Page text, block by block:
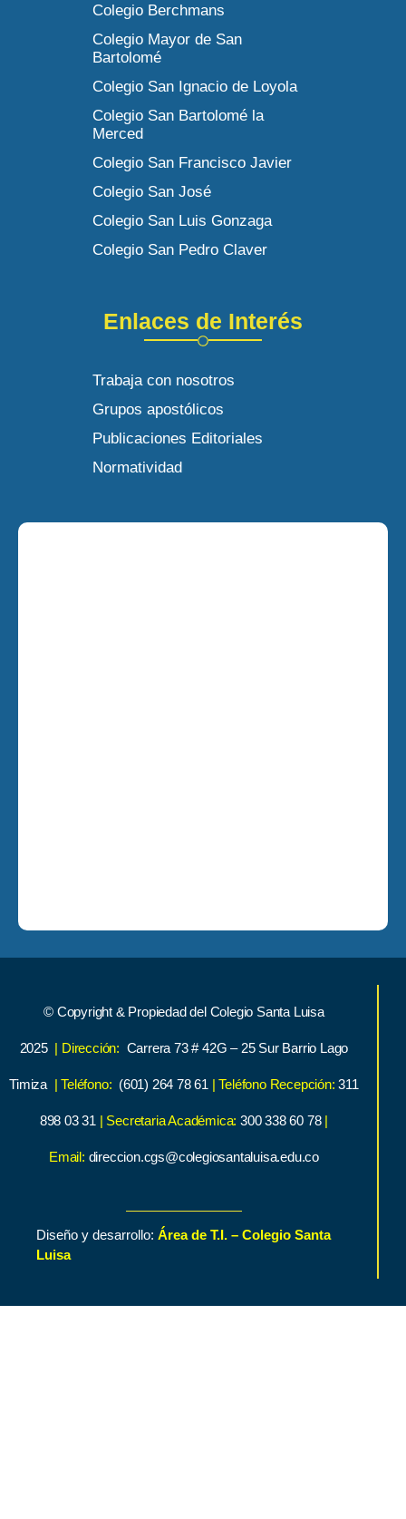
Colegio Berchmans
Colegio Mayor de San
Bartolomé
Colegio San Ignacio de Loyola
Colegio San Bartolomé la
Merced
Colegio San Francisco Javier
Colegio San José
Colegio San Luis Gonzaga
Colegio San Pedro Claver
Enlaces de Interés
Trabaja con nosotros
Grupos apostólicos
Publicaciones Editoriales
Normatividad
© Copyright & Propiedad del Colegio Santa Luisa
2025 | Dirección: Carrera 73 # 42G – 25 Sur Barrio Lago
Timiza | Teléfono: (601) 264 78 61 | Teléfono Recepción: 311
898 03 31 | Secretaria Académica:300 338 60 78 |
Email: direccion.cgs@colegiosantaluisa.edu.co
Diseño y desarrollo: Área de T.I. – Colegio Santa
Luisa